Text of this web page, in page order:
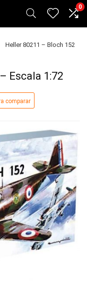
0
Heller 80211 – Bloch 152
Escala 1:72
comparar